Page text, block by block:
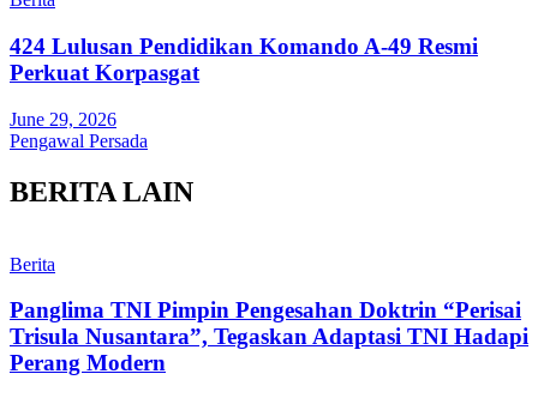
424 Lulusan Pendidikan Komando A-49 Resmi
Perkuat Korpasgat
June 29, 2026
Pengawal Persada
BERITA LAIN
Berita
Panglima TNI Pimpin Pengesahan Doktrin “Perisai
Trisula Nusantara”, Tegaskan Adaptasi TNI Hadapi
Perang Modern